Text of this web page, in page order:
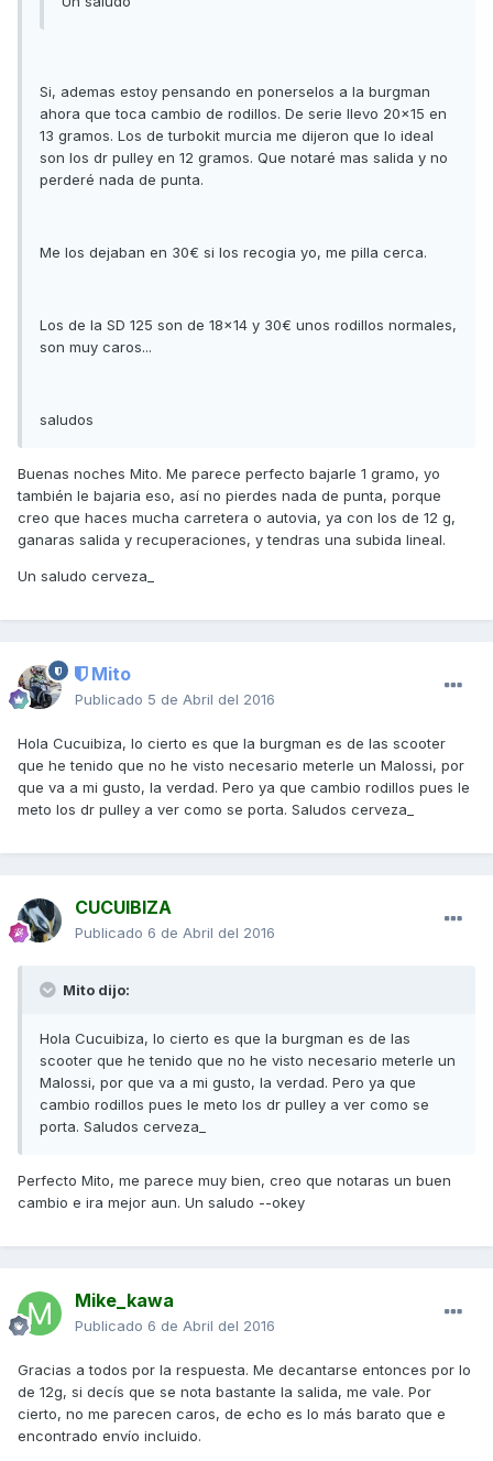
Si, ademas estoy pensando en ponerselos a la burgman
ahora que toca cambio de rodillos. De serie llevo 20x15 en
13 gramos. Los de turbokit murcia me dijeron que lo ideal
son los dr pulley en 12 gramos. Que notaré mas salida y no
perderé nada de punta.
Me los dejaban en 30€ si los recogia yo, me pilla cerca.
Los de la SD 125 son de 18x14 y 30€ unos rodillos normales,
son muy caros...
saludos
Buenas noches Mito. Me parece perfecto bajarle 1 gramo, yo
también le bajaria eso, así no pierdes nada de punta, porque
creo que haces mucha carretera o autovia, ya con los de 12 g,
ganaras salida y recuperaciones, y tendras una subida lineal.
Un saludo cerveza_
Mito
Publicado 5 de Abril del 2016
Hola Cucuibiza, lo cierto es que la burgman es de las scooter
que he tenido que no he visto necesario meterle un Malossi, por
que va a mi gusto, la verdad. Pero ya que cambio rodillos pues le
meto los dr pulley a ver como se porta. Saludos cerveza_
CUCUIBIZA
Publicado 6 de Abril del 2016
Mito dijo:
Hola Cucuibiza, lo cierto es que la burgman es de las
scooter que he tenido que no he visto necesario meterle un
Malossi, por que va a mi gusto, la verdad. Pero ya que
cambio rodillos pues le meto los dr pulley a ver como se
porta. Saludos cerveza_
Perfecto Mito, me parece muy bien, creo que notaras un buen
cambio e ira mejor aun. Un saludo --okey
Mike_kawa
Publicado 6 de Abril del 2016
Gracias a todos por la respuesta. Me decantarse entonces por lo
de 12g, si decís que se nota bastante la salida, me vale. Por
cierto, no me parecen caros, de echo es lo más barato que e
encontrado envío incluido.